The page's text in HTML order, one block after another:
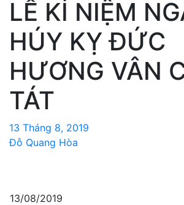
LỄ KỈ NIỆM
HÚY KỴ ĐỨC
HƯƠNG VÂN
TÁT
13 Tháng 8, 2019
Đỗ Quang Hòa
13/08/2019